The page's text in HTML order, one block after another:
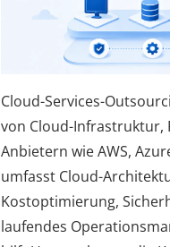
Cloud-Services-
von Cloud-
Anbietern wie AWS,
umfasst Cloud-
Kostoptimierung,
laufendes